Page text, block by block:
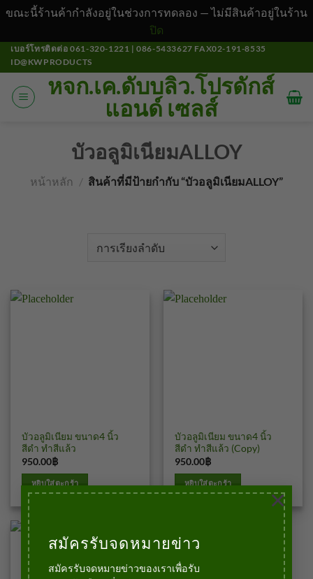
สมัครรับจดหมายข่าว
สมัครรับจดหมายข่าวของเราเพื่อรับ
×
ขณะนี้ร้านค้ากำลังอยู่ในช่วงการทดลอง — ไม่มีสินค้าอยู่ในร้าน
ปิด
ข้าม
ไป
เนื้อหา
เบอร์โทรติดต่อ 061-320-1221 | 086-5433627 FAX02-191-8535
ID@KWPRODUCTS
หจก.เค.ดับบลิว.โปรดักส์
แอนด์ เซลส์
บัวอลูมิเนียมALLOY
หน้าหลัก / สินค้าที่มีป้ายกำกับ “บัวอลูมิเนียมALLOY”
บัวอลูมิเนียม ขนาด4 นิ้ว
สีดำ ทำสีแล้ว
950.00฿
หยิบใส่ตะกร้า
บัวอลูมิเนียม ขนาด4 นิ้ว
สีดำ ทำสีแล้ว (Copy)
950.00฿
หยิบใส่ตะกร้า